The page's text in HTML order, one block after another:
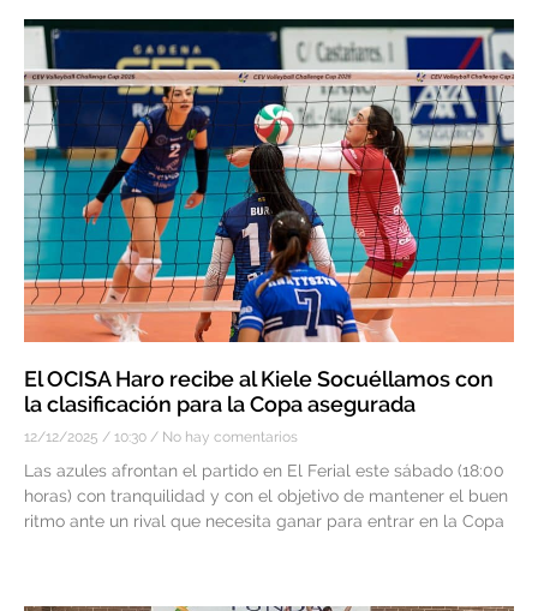
El OCISA Haro recibe al Kiele Socuéllamos con
la clasificación para la Copa asegurada
12/12/2025 10:30 No hay comentarios
Las azules afrontan el partido en El Ferial este sábado (18:00
horas) con tranquilidad y con el objetivo de mantener el buen
ritmo ante un rival que necesita ganar para entrar en la Copa